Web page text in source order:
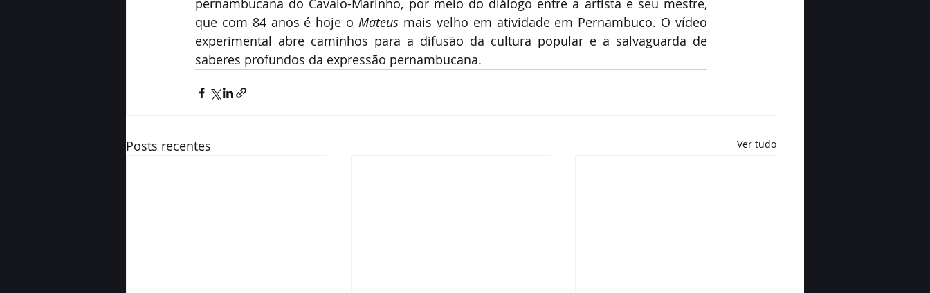
pernambucana do Cavalo-Marinho, por meio do diálogo entre a artista e seu mestre,
que com 84 anos é hoje o Mateus mais velho em atividade em Pernambuco. O vídeo
experimental abre caminhos para a difusão da cultura popular e a salvaguarda de
saberes profundos da expressão pernambucana.
Posts recentes Ver tudo